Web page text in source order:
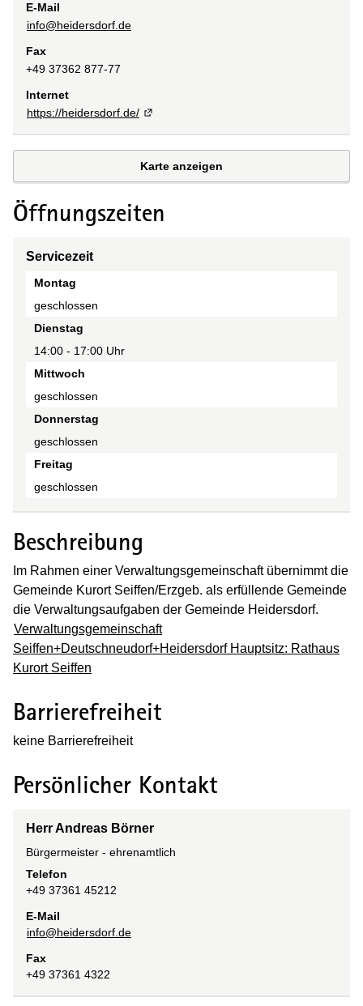
E-Mail
info@heidersdorf.de
Fax
+49 37362 877-77
Internet
https://heidersdorf.de/
Karte anzeigen
Öffnungszeiten
Servicezeit
Tag
Zeit(en)
Anmerkung
Montag
geschlossen
Dienstag
14:00 - 17:00 Uhr
Mittwoch
geschlossen
Donnerstag
geschlossen
Freitag
geschlossen
Beschreibung
Im Rahmen einer Verwaltungsgemeinschaft übernimmt die
Gemeinde Kurort Seiffen/Erzgeb. als erfüllende Gemeinde
die Verwaltungsaufgaben der Gemeinde Heidersdorf.
Verwaltungsgemeinschaft
Seiffen+Deutschneudorf+Heidersdorf Hauptsitz: Rathaus
Kurort Seiffen
Barrierefreiheit
keine Barrierefreiheit
Persönlicher Kontakt
Herr Andreas Börner
Bürgermeister - ehrenamtlich
Telefon
+49 37361 45212
E-Mail
info@heidersdorf.de
Fax
+49 37361 4322